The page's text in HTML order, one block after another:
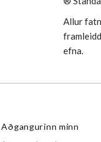
Allur
efna.
Aðgangurinn minn